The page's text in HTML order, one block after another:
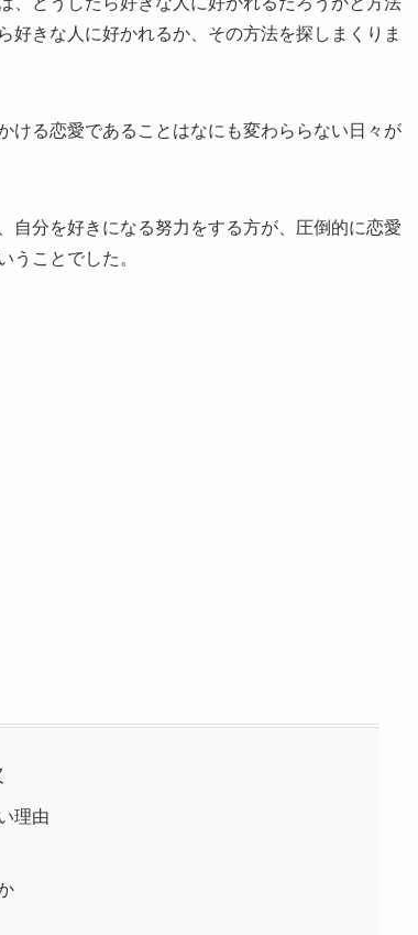
好きな人に好かれるか、その方法を探しまくりま
ける恋愛であることはなにも変わららない日々が
自分を好きになる努力をする方が、圧倒的に恋愛
うことでした。
理由